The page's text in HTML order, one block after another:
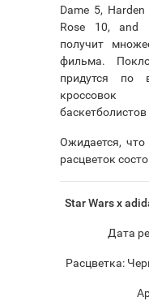
Dame 5,
Rose 10, and
получит
фильма.
придутся по
Ожидается,
расцветок
Star Wars x
Дата
Расцветка: